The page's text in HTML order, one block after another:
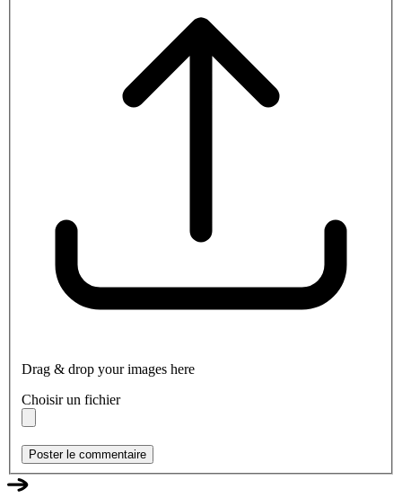
Drag & drop your images here
Choisir un fichier
Poster le commentaire